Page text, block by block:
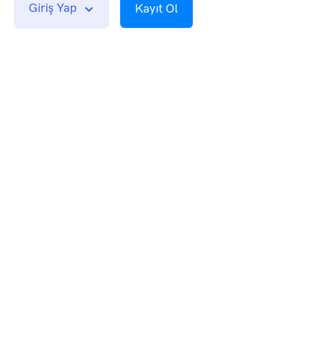
Giriş Yap Kayıt Ol